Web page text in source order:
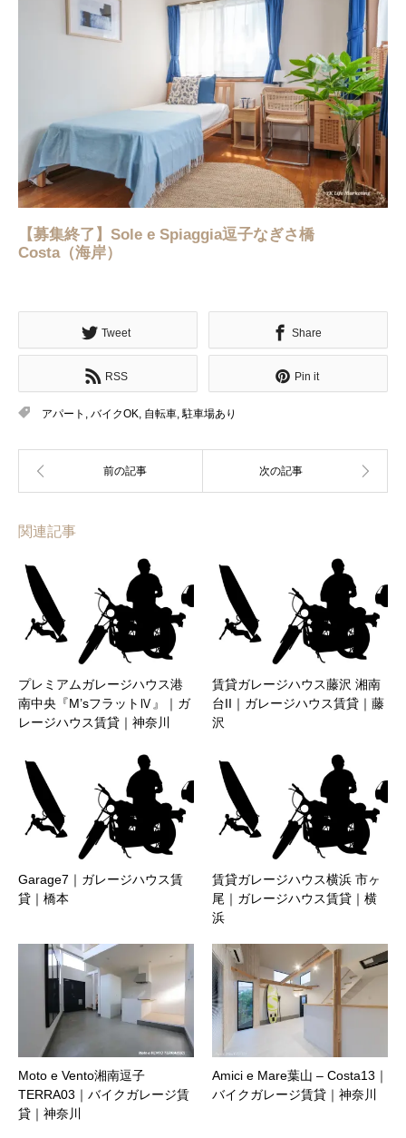
【募集終了】Sole e Spiaggia逗子なぎさ橋
Costa（海岸）
Tweet Share
RSS Pin it
アパート , バイクOK, 自転車,駐車場あり
関連記事
プレミアムガレージハウス港
南中央『M’sフラットⅣ』｜ガ
レージハウス賃貸｜神奈川
賃貸ガレージハウス藤沢 湘南
台II｜ガレージハウス賃貸｜藤
沢
Garage7｜ガレージハウス賃
貸｜橋本
賃貸ガレージハウス横浜 市ヶ
尾｜ガレージハウス賃貸｜横
浜
Moto e Vento湘南逗子
TERRA03｜バイクガレージ賃
貸｜神奈川
Amici e Mare葉山 – Costa13｜
バイクガレージ賃貸｜神奈川